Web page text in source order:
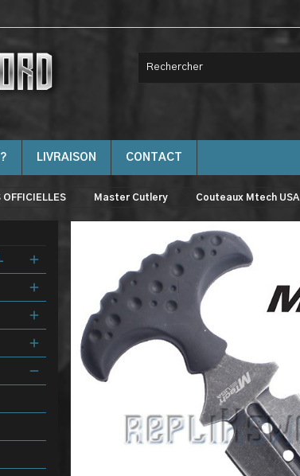
LIVRAISON CONTACT
OFFICIELLES Master Cutlery Couteaux Mtech USA